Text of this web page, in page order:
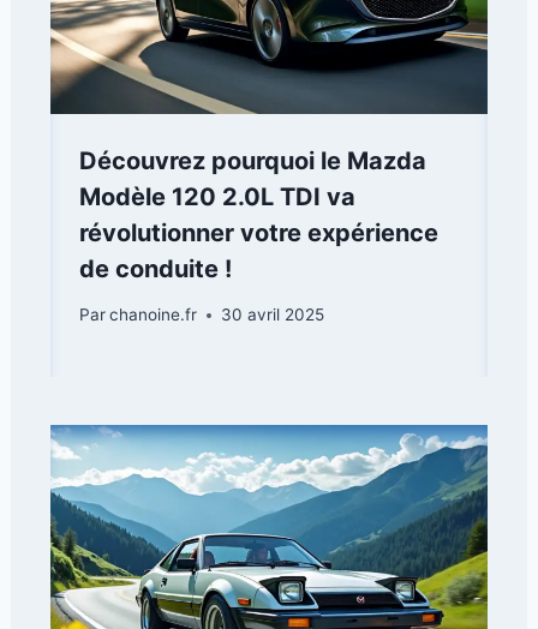
Découvrez pourquoi le Mazda
Modèle 120 2.0L TDI va
révolutionner votre expérience
de conduite !
Parchanoine.fr 30 avril 2025